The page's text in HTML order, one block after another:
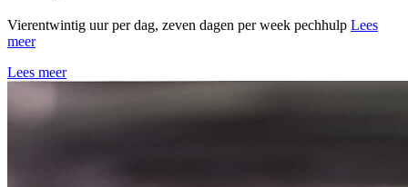
Vierentwintig uur per dag, zeven dagen per week pechhulp Lees
meer
Lees meer